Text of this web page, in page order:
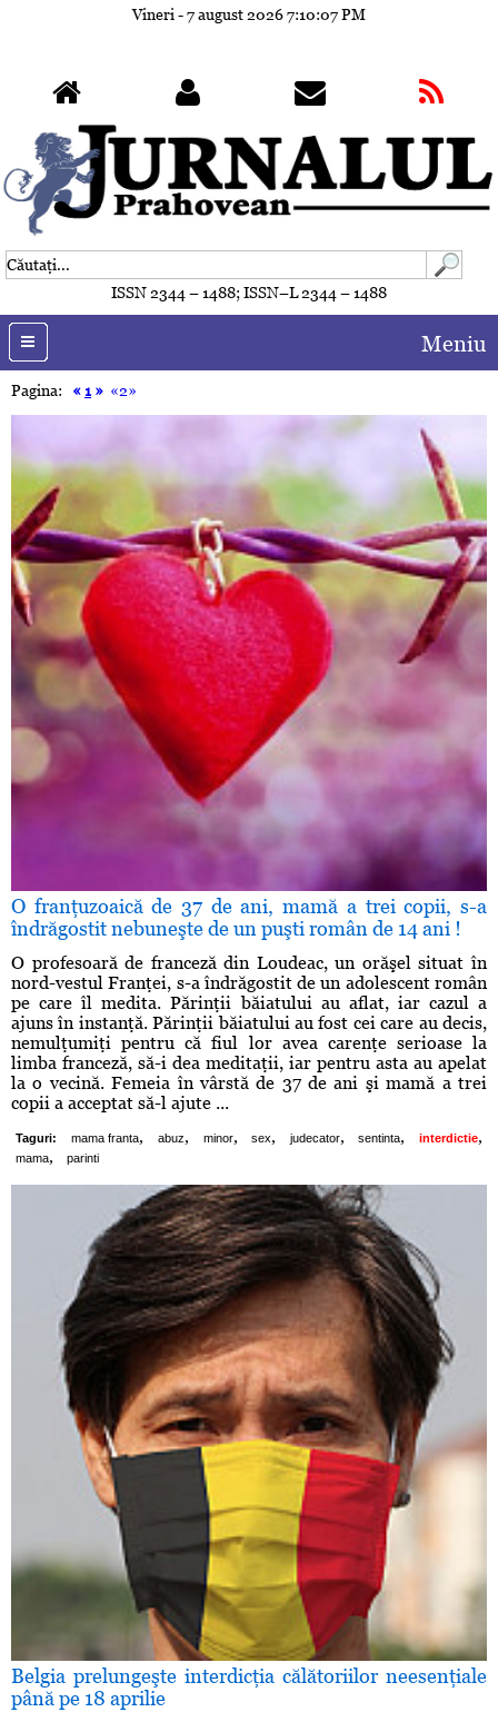
Vineri - 7 august 20267:10:10 PM
ISSN 2344 – 1488; ISSN–L 2344 – 1488
Meniu
Pagina: «1» «2»
O franţuzoaică de 37 de ani, mamă a trei copii, s-a
îndrăgostit nebuneşte de un puşti român de 14 ani !
O profesoară de franceză din Loudeac, un orăşel situat în
nord-vestul Franţei, s-a îndrăgostit de un adolescent român
pe care îl medita. Părinţii băiatului au aflat, iar cazul a
ajuns în instanţă. Părinţii băiatului au fost cei care au decis,
nemulţumiţi pentru că fiul lor avea carenţe serioase la
limba franceză, să-i dea meditaţii, iar pentru asta au apelat
la o vecină. Femeia în vârstă de 37 de ani şi mamă a trei
copii a acceptat să-l ajute ...
Taguri: mama franta, abuz, minor, sex, judecator, sentinta, interdictie,
mama, parinti
Belgia prelungeşte interdicţia călătoriilor neesenţiale
până pe 18 aprilie